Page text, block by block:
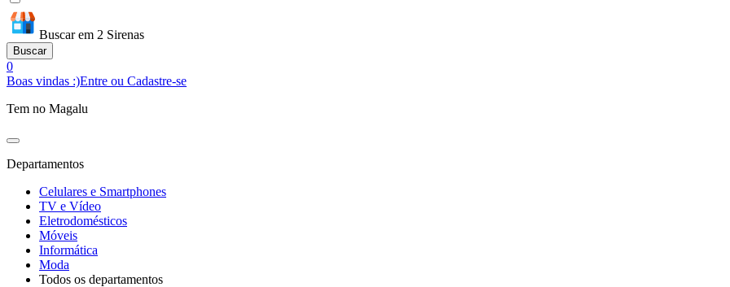
Buscar em 2 Sirenas
Buscar
0
Boas vindas :)Entre ou Cadastre-se
Tem no Magalu
Departamentos
Celulares e Smartphones
TV e Vídeo
Eletrodomésticos
Móveis
Informática
Moda
Todos os departamentos